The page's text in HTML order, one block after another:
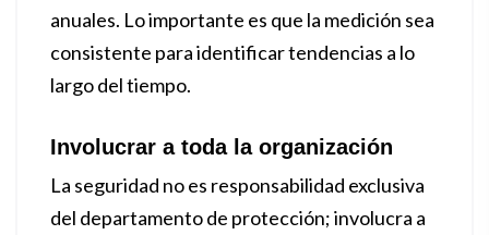
anuales. Lo importante es que la medición sea
consistente para identificar tendencias a lo
largo del tiempo.
Involucrar a toda la organización
La seguridad no es responsabilidad exclusiva
del departamento de protección; involucra a